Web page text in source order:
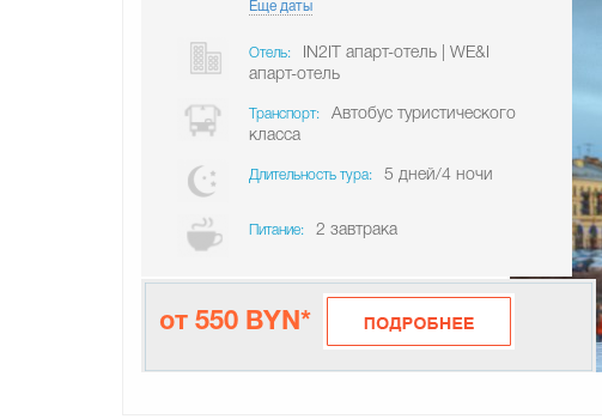
Еще даты
Отель:
IN2IT апарт-отель | WE&I
апарт-отель
Транспорт:
Автобус туристического
класса
Длительность тура: 5 дней/4 ночи
Питание: 2 завтрака
от 550 BYN*